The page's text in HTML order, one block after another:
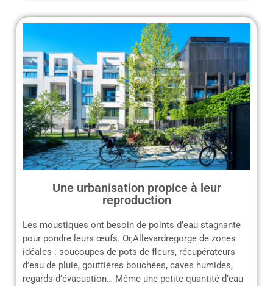
Une urbanisation propice à leur
reproduction
Les moustiques ont besoin de points d’eau stagnante
pour pondre leurs œufs. Or,Allevardregorge de zones
idéales : soucoupes de pots de fleurs, récupérateurs
d’eau de pluie, gouttières bouchées, caves humides,
regards d’évacuation… Même une petite quantité d’eau